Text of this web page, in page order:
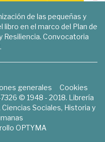
de las pequeñas y
en el marco del Plan de
Resiliencia. Convocatoria
generales
Cookies
© 1948 - 2018. Librería
Sociales, Historia y
OPTYMA